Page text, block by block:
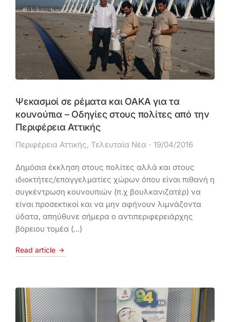
Ψεκασμοί σε ρέματα και ΟΑΚΑ για τα
κουνούπια – Οδηγίες στους πολίτες από την
Περιφέρεια Αττικής
Περιφέρεια Αττικής, Τελευταία Νέα 19/04/2016
Δημόσια έκκληση στους πολίτες αλλά και στους
ιδιοκτήτες/επαγγελματίες χώρων όπου είναι πιθανή η
συγκέντρωση κουνουπιών (π.χ βουλκανιζατέρ) να
είναι προσεκτικοί και να μην αφήνουν λιμνάζοντα
ύδατα, απηύθυνε σήμερα ο αντιπεριφερειάρχης
βόρειου τομέα (...)
Read article